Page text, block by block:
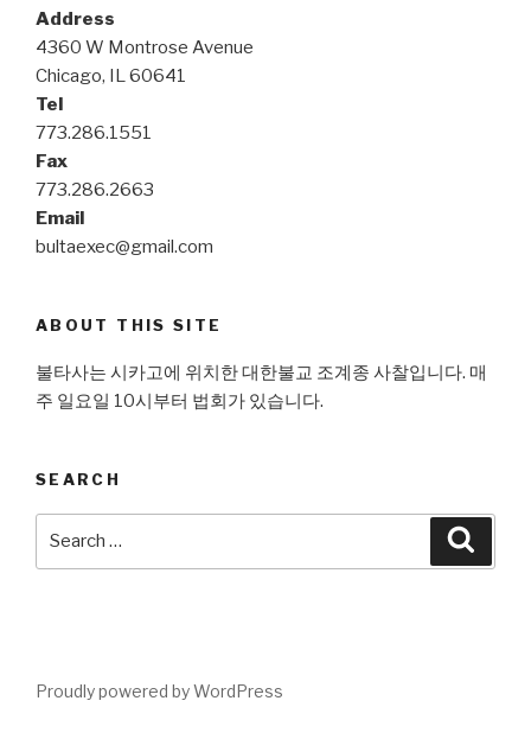
Address
4360 W Montrose Avenue
Chicago, IL 60641
Tel
773.286.1551
Fax
773.286.2663
Email
bultaexec@gmail.com
ABOUT THIS SITE
불타사는 시카고에 위치한 대한불교 조계종 사찰입니다. 매
주 일요일 10시부터 법회가 있습니다.
SEARCH
Proudly powered by WordPress